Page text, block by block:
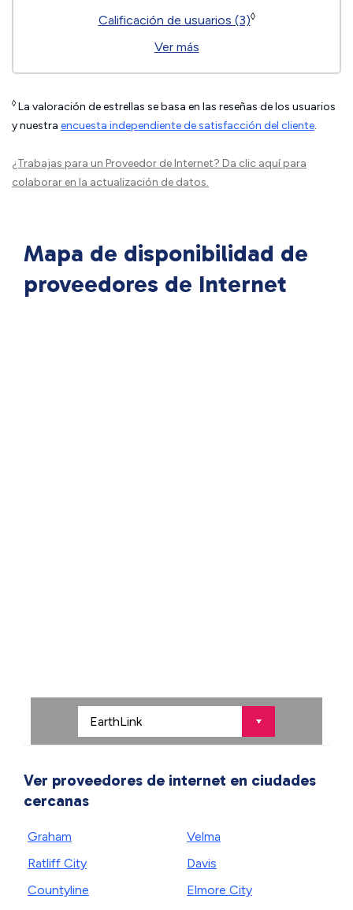
Calificación de usuarios (3)◊
Ver más
◊ La valoración de estrellas se basa en las reseñas de los usuarios
y nuestra encuesta independiente de satisfacción del cliente.
¿Trabajas para un Proveedor de Internet? Da clic aquípara
colaborar en la actualización de datos.
Mapa de disponibilidad de
proveedores de Internet
Ver proveedores de internet en ciudades
cercanas
Graham
Ratliff City
Countyline
Velma
Davis
Elmore City